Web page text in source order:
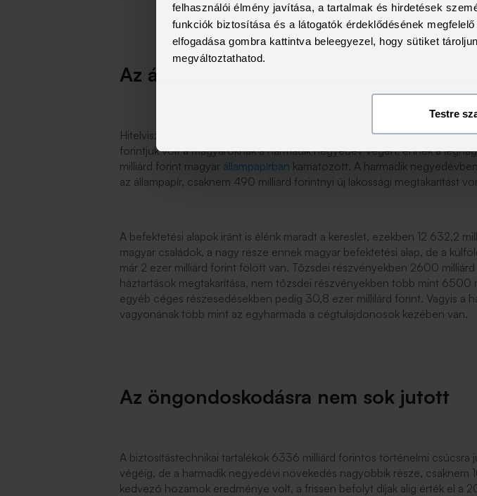
felhasználói élmény javítása, a tartalmak és hirdetések
funkciók biztosítása és a látogatók érdeklődésének
elfogadása gombra kattintva beleegyezel, hogy sütiket
megváltoztathatod.
Testre
Az állampapír továbbra is népszerű
Hitelviszonyt megtestesítő értékpapírban (kötvény, kincstárjegy,
forintjuk volt a magyaroknak a harmadik negyedév végén, ennek a
milliárd forint magyar állampapírban kamatozott. A harmadik
az állampapír, csaknem 490 milliárd forintnyi új lakossági megtakarítást
A befektetési alapok iránt is élénk maradt a kereslet, ezekben 12 632,2
magyar családok, a nagy része ennek magyar befektetési alap, de a
már 2 ezer milliárd forint fölött van. Tőzsdei részvényekben 2600
háztartások megtakarítása, nem tőzsdei részvényekben több mint 6500
egyéb céges részesedésekben pedig 30,8 ezer millilárd forint. Vagyis a
vagyonának több mint az egyharmada a cégtulajdonosok kezében van.
Az öngondoskodásra nem sok jutott
A biztosítástechnikai tartalékok 6336 milliárd forintos történelmi csúcsra
végéig, de a harmadik negyedévi növekedés nagyobbik része, csaknem
kedvező hozamok eredménye volt, a frissen befolyt díjak alig érték el a